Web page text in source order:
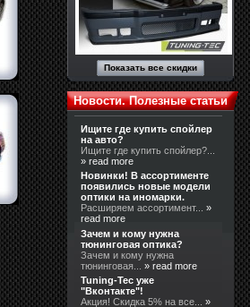
Показать все скидки
Новости. Полезные статьи
Ищите где купить спойлер
на авто?
Ищите где купить спойлер?...
» read more
Новинки! В ассортименте
появились новые модели
оптики на иномарки.
Расширяем ассортимент...»
read more
Зачем и кому нужна
тюнинговая оптика?
Зачем и кому нужна
тюнинговая...» read more
Tuning-Tec уже
"Вконтакте"!
Акция! Скидка 5% на все...»